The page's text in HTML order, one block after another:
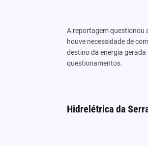
A reportagem questionou
houve necessidade de
destino da energia
questionamentos.
Hidrelétrica da